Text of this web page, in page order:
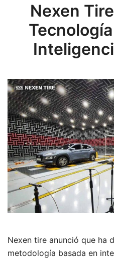
Nexen
Nexen tire anunció que ha
metodología basada en